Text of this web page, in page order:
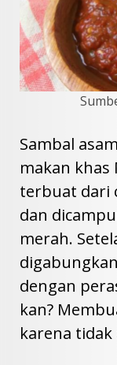
Sambal
makan khas
terbuat dari
dan
merah.
dengan
kan?
karena